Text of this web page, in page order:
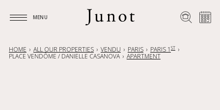
MENU
HOME ALL OUR PROPERTIES VENDU PARIS PARIS 1 ST
PLACE VENDÔME / DANIELLE CASANOVA APARTMENT